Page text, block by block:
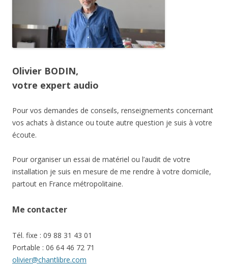
Olivier BODIN,
votre expert audio
Pour vos demandes de conseils, renseignements concernant
vos achats à distance ou toute autre question je suis à votre
écoute.
Pour organiser un essai de matériel ou l’audit de votre
installation je suis en mesure de me rendre à votre domicile,
partout en France métropolitaine.
Me contacter
Tél. fixe : 09 88 31 43 01
Portable : 06 64 46 72 71
olivier@chantlibre.com